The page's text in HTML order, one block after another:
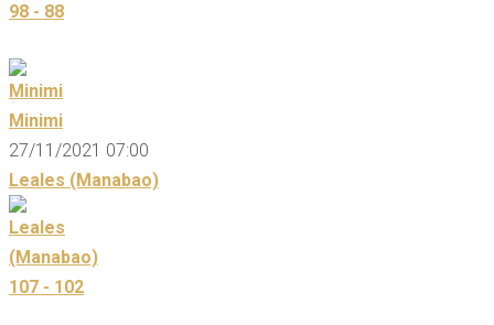
98 - 88
Minimi
27/11/2021 07:00
Leales (Manabao)
107 - 102